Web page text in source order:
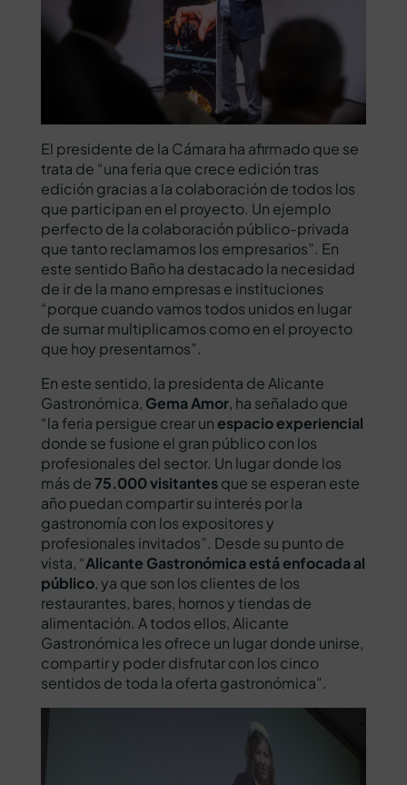
El presidente de la Cámara ha afirmado que se
trata de “una feria que crece edición tras
edición gracias a la colaboración de todos los
que participan en el proyecto. Un ejemplo
perfecto de la colaboración público-privada
que tanto reclamamos los empresarios”. En
este sentido Baño ha destacado la necesidad
de ir de la mano empresas e instituciones
“porque cuando vamos todos unidos en lugar
de sumar multiplicamos como en el proyecto
que hoy presentamos”.
En este sentido, la presidenta de Alicante
Gastronómica, Gema Amor, ha señalado que
“la feria persigue crear unespacio experiencial
donde se fusione el gran público con los
profesionales del sector. Un lugar donde los
más de75.000 visitantesque se esperan este
año puedan compartir su interés por la
gastronomía con los expositores y
profesionales invitados”. Desde su punto de
vista, “Alicante Gastronómica está enfocada al
público, ya que son los clientes de los
restaurantes, bares, hornos y tiendas de
alimentación. A todos ellos, Alicante
Gastronómica les ofrece un lugar donde unirse,
compartir y poder disfrutar con los cinco
sentidos de toda la oferta gastronómica”.